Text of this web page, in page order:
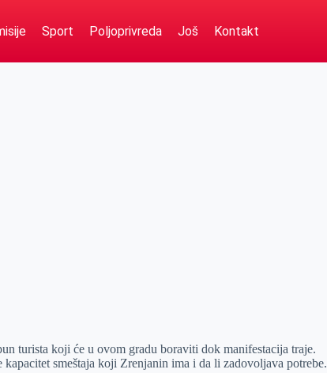
Sport Poljoprivreda Još Kontakt
turista koji će u ovom gradu boraviti dok manifestacija traje.
smeštaja koji Zrenjanin ima i da li zadovoljava potrebe.